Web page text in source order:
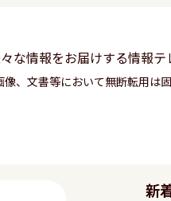
情報をお届けする情報テ
、文書等において無断転用は固
新